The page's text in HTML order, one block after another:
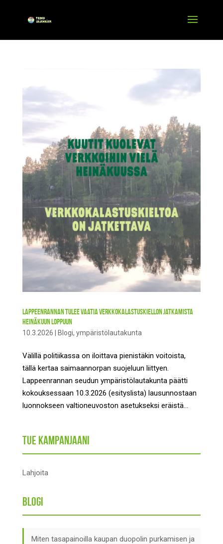
Lappeenrannan tulee vaatia verkkokalastuskiellon jatkamista
heinäkuun loppuun
10.3.2026 Blogi, ympäristölautakunta
Välillä politiikassa on iloittava pienistäkin voitoista,
tällä kertaa saimaannorpan suojeluun liittyen.
Lappeenrannan seudun ympäristölautakunta päätti
kokouksessaan 10.3.2026 (esityslista) lausunnostaan
luonnokseen valtioneuvoston asetukseksi eräistä...
Tue kampanjaani
Lahjoita
Blogi
Miten tasapainoilla kaupan duopolin purkamisen ja